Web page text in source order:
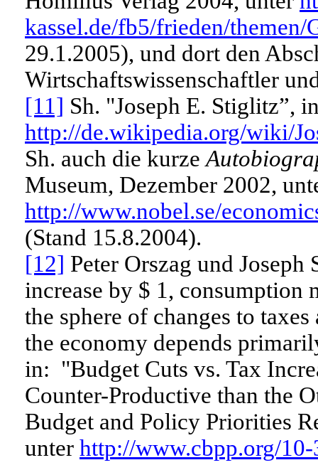
kassel.de/fb5/frieden/
29.1.2005), und dort den
Wirtschaftswissenschaftler
[11] Sh. "Joseph E. Stiglitz”,
http://de.wikipedia.org/wiki/
Sh. auch die kurze
Museum, Dezember 2002,
http://www.nobel.se/
(Stand 15.8.2004).
[12] Peter Orszag und
increase by $ 1,
the sphere of changes to
the economy depends
in: "Budget Cuts vs. Tax
Counter-Productive than the
Budget and Policy Priorities
unter http://www.cbpp.org/